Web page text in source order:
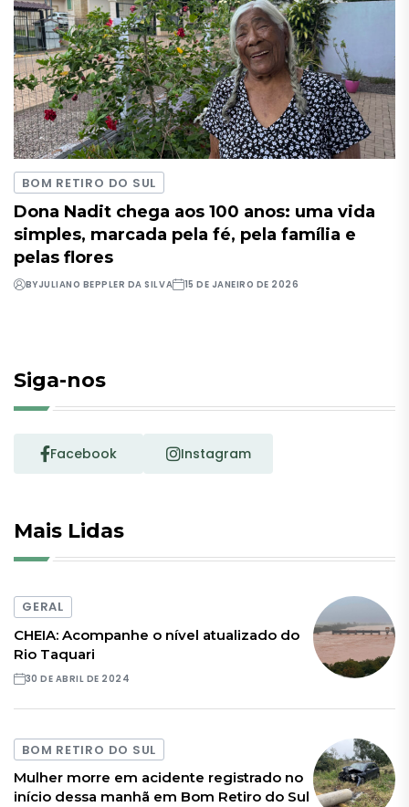
BOM RETIRO DO SUL
Dona Nadit chega aos 100 anos: uma vida
simples, marcada pela fé, pela família e
pelas flores
BYJULIANO BEPPLER DA SILVA 15 DE JANEIRO DE 2026
Siga-nos
Facebook Instagram
Mais Lidas
GERAL
CHEIA: Acompanhe o nível atualizado do
Rio Taquari
30 DE ABRIL DE 2024
BOM RETIRO DO SUL
Mulher morre em acidente registrado no
início dessa manhã em Bom Retiro do Sul